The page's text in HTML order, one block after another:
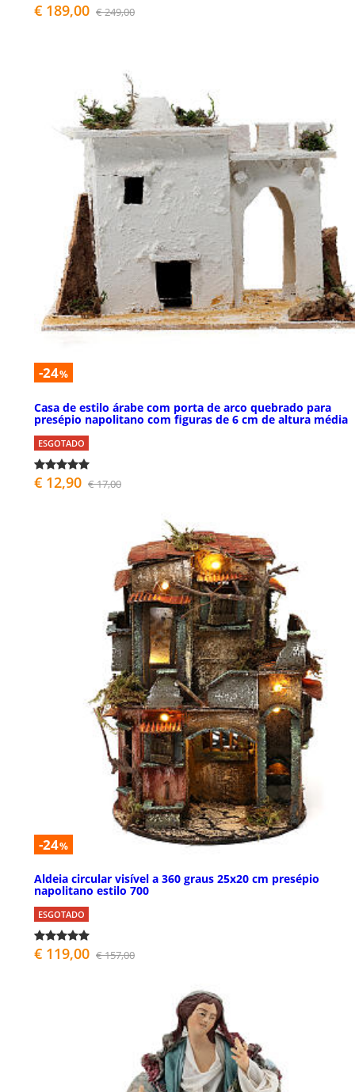
€ 189,00 € 249,00
-24%
Casa de estilo árabe com porta de arco quebrado para
presépio napolitano com figuras de 6 cm de altura média
ESGOTADO
€ 12,90 € 17,00
-24%
Aldeia circular visível a 360 graus 25x20 cm presépio
napolitano estilo 700
ESGOTADO
€ 119,00 € 157,00